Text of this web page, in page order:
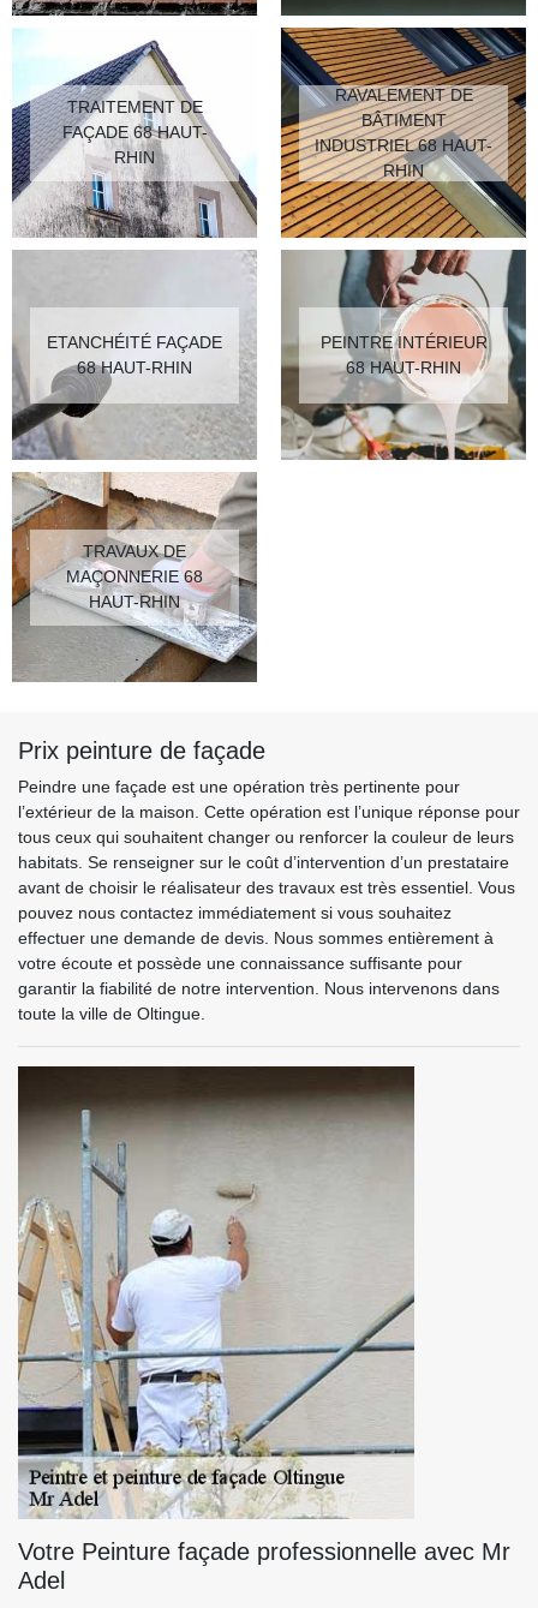
TRAITEMENT DE
FAÇADE 68 HAUT-
RHIN
RAVALEMENT DE
BÂTIMENT
INDUSTRIEL 68 HAUT-
RHIN
ETANCHÉITÉ FAÇADE
68 HAUT-RHIN
PEINTRE INTÉRIEUR
68 HAUT-RHIN
TRAVAUX DE
MAÇONNERIE 68
HAUT-RHIN
Prix peinture de façade
Peindre une façade est une opération très pertinente pour
l’extérieur de la maison. Cette opération est l’unique réponse pour
tous ceux qui souhaitent changer ou renforcer la couleur de leurs
habitats. Se renseigner sur le coût d’intervention d’un prestataire
avant de choisir le réalisateur des travaux est très essentiel. Vous
pouvez nous contactez immédiatement si vous souhaitez
effectuer une demande de devis. Nous sommes entièrement à
votre écoute et possède une connaissance suffisante pour
garantir la fiabilité de notre intervention. Nous intervenons dans
toute la ville de Oltingue.
Votre Peinture façade professionnelle avec Mr
Adel